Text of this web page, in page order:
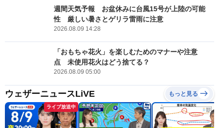
週間天気予報 お盆休みに台風15号が上陸の可能
性 厳しい暑さとゲリラ雷雨に注意
2026.08.09 14:28
「おもちゃ花火」を楽しむためのマナーや注意
点 未使用花火はどう捨てる？
2026.08.09 05:00
ウェザーニュースLiVE もっと見る
ライブ放送中